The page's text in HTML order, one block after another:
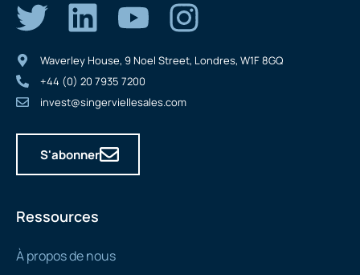
Ressources
À propos de nous
Waverley House, 9 Noel Street, Londres, W1F 8GQ
+44 (0) 20 7935 7200
invest@singerviellesales.com
S'abonner